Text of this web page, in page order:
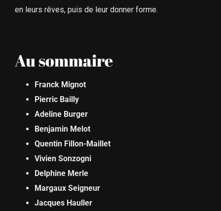
en leurs rêves, puis de leur donner forme.
Au sommaire
Franck Mignot
Pierric Bailly
Adeline Burger
Benjamin Melot
Quentin Fillon-Maillet
Vivien Sonzogni
Delphine Merle
Margaux Seigneur
Jacques Hauller